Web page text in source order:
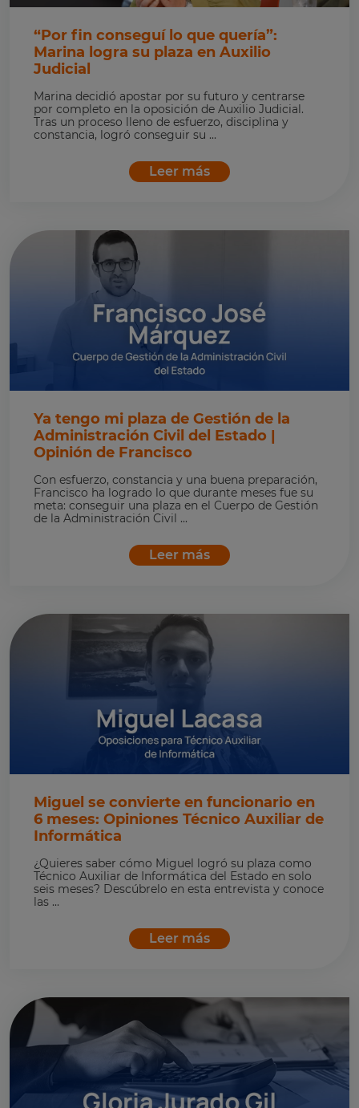
“Por fin conseguí lo que quería”:
Marina logra su plaza en Auxilio
Judicial
Marina decidió apostar por su futuro y centrarse
por completo en la oposición de Auxilio Judicial.
Tras un proceso lleno de esfuerzo, disciplina y
constancia, logró conseguir su ...
Leer más
Ya tengo mi plaza de Gestión de la
Administración Civil del Estado |
Opinión de Francisco
Con esfuerzo, constancia y una buena preparación,
Francisco ha logrado lo que durante meses fue su
meta: conseguir una plaza en el Cuerpo de Gestión
de la Administración Civil ...
Leer más
Miguel se convierte en funcionario en
6 meses: Opiniones Técnico Auxiliar de
Informática
¿Quieres saber cómo Miguel logró su plaza como
Técnico Auxiliar de Informática del Estado en solo
seis meses? Descúbrelo en esta entrevista y conoce
las ...
Leer más